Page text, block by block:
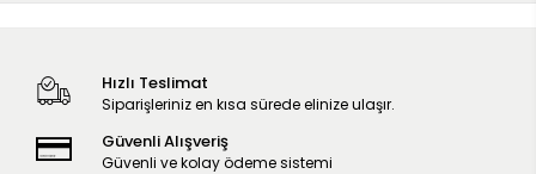
Hızlı Teslimat
Siparişleriniz en kısa sürede elinize ulaşır.
Güvenli Alışveriş
Güvenli ve kolay ödeme sistemi